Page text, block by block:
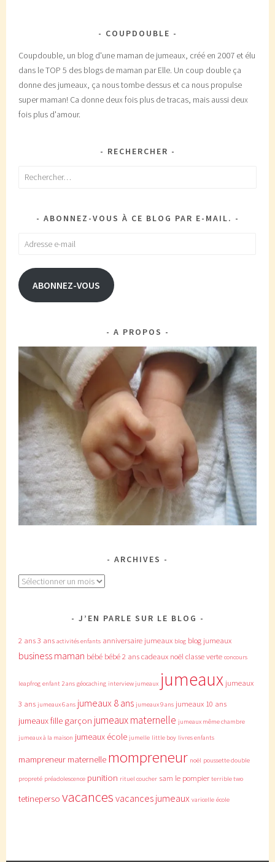
COUPDOUBLE
Coupdouble, un blog d'une maman de jumeaux, créé en 2007 et élu
dans le TOP 5 des blogs de maman par Elle. Un coup double ça
donne des jumeaux, ça nous tombe dessus et ca nous propulse
super maman! Ca donne deux fois plus de tracas, mais aussi deux
fois plus d'amour.
RECHERCHER
Rechercher :
ABONNEZ-VOUS À CE BLOG PAR E-MAIL.
Adresse
mail
ABONNEZ-VOUS
A PROPOS
ARCHIVES
Archives
J’EN PARLE SUR LE BLOG
2 ans3 ans activités enfants anniversaire jumeaux blog blog jumeaux
business maman bébé bébé 2 anscadeaux noëlclasse verte concours
leapfrog enfant 2 ans géocaching interview jumeaux jumeaux jumeaux
3 ans jumeaux 6 ans jumeaux 8 ans jumeaux 9 ans jumeaux 10 ans
jumeaux fille garçon jumeaux maternelle jumeaux même chambre
jumeaux à la maison jumeaux école jumelle little boy livres enfants
mampreneur maternelle mompreneur noël poussette double
propreté préadolescence punition rituel coucher sam le pompier terrible two
tetineperso vacances vacances jumeaux varicelle école